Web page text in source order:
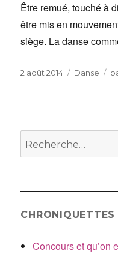
Être remué, touché à
être mis en
siège. La danse
Publié
2 août 2014 Catégories
Danse
Recherche
pour
CHRONIQUETTES
Concours et qu’on